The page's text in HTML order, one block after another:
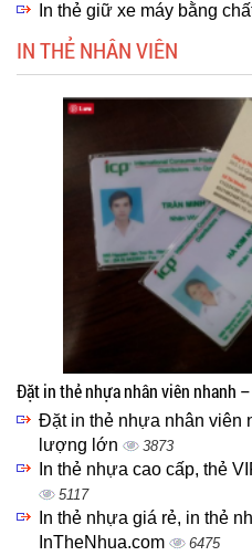
In thẻ giữ xe máy bằng
IN THẺ NHÂN VIÊN
Đặt in thẻ nhựa nhân viên nhanh
Đặt in thẻ nhựa nhân viên
lượng lớn
3873
In thẻ nhựa cao cấp, thẻ
5117
In thẻ nhựa giá rẻ, in thẻ
InTheNhua.com
6475